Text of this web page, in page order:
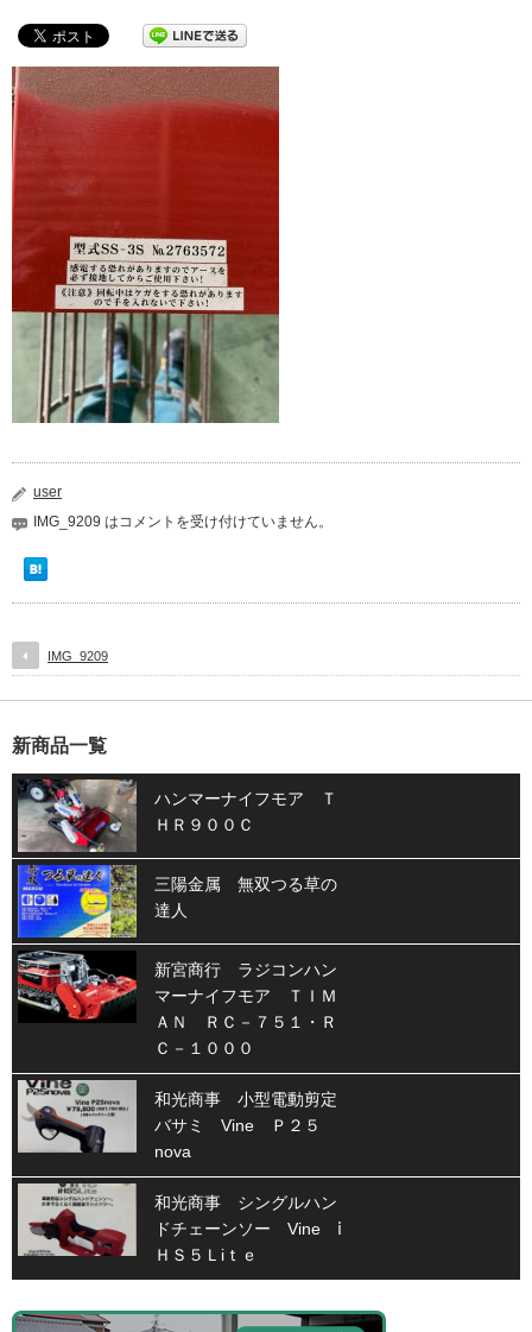
user
IMG_9209 はコメントを受け付けていません。
IMG_9209
新商品一覧
ハンマーナイフモア Ｔ
ＨＲ９００Ｃ
三陽金属 無双つる草の
達人
新宮商行 ラジコンハン
マーナイフモア ＴＩＭ
ＡＮ ＲＣ－７５１・Ｒ
Ｃ－１０００
和光商事 小型電動剪定
バサミ Vine Ｐ２５
nova
和光商事 シングルハン
ドチェーンソー Vine ⅰ
ＨＳ５Ｌiｔｅ